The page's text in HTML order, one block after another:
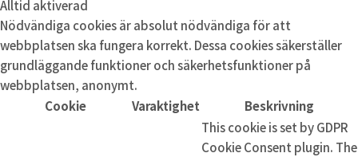
Alltid aktiverad
Nödvändiga cookies är absolut nödvändiga för att
webbplatsen ska fungera korrekt. Dessa cookies säkerställer
grundläggande funktioner och säkerhetsfunktioner på
webbplatsen, anonymt.
Cookie
Varaktighet Beskrivning
This cookie is set by GDPR
Cookie Consent plugin. The